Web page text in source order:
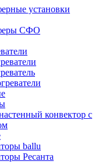
установки
СФО
конвектор с
ballu
Ресанта